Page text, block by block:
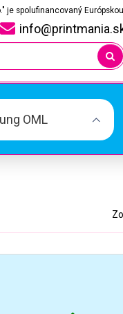
je spolufinancovaný
OML